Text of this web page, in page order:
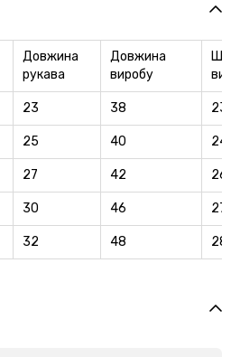
Довжина
рукава
Довжина
виробу
23 38 23
25 40 24
27 42 26
30 46 27
32 48 28